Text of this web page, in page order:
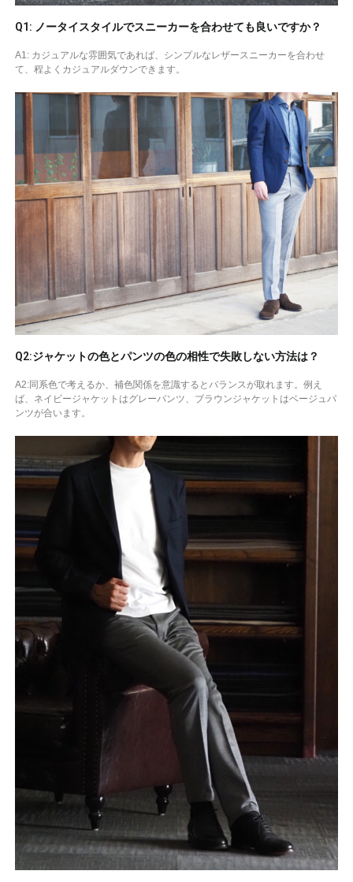
Q1: ノータイスタイルでスニーカーを合わせても良いですか？
A1: カジュアルな雰囲気であれば、シンプルなレザースニーカーを合わせ
て、程よくカジュアルダウンできます。
Q2:ジャケットの色とパンツの色の相性で失敗しない方法は？
A2:同系色で考えるか、補色関係を意識するとバランスが取れます。例え
ば、ネイビージャケットはグレーパンツ、ブラウンジャケットはベージュパ
ンツが合います。